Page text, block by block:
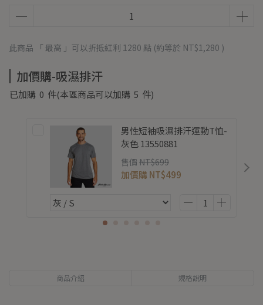
此商品 「 最高 」可以折抵紅利 1280 點 (約等於 NT$1,280 )
加價購-吸濕排汗
已加購 0 件(本區商品可以加購 5 件)
男性短袖吸濕排汗運動T恤-
灰色 13550881
售價 NT$699
加價購 NT$499
商品介紹 規格說明